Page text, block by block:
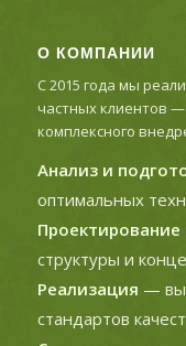
О КОМПАНИИ
С 2015 года мы
частных клиентов
комплексного
Анализ и
оптимальных
структуры и
Реализация —
стандартов